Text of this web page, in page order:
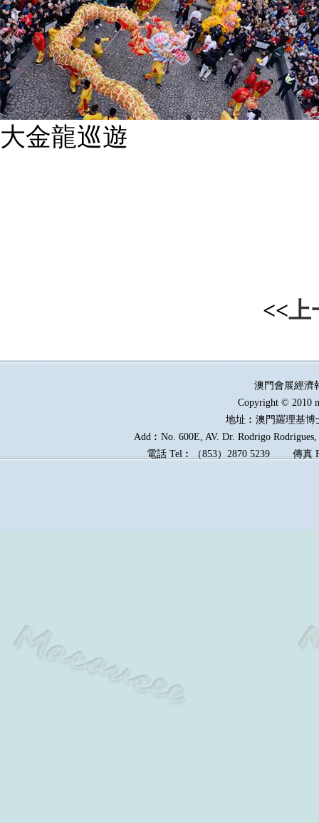
大金龍巡遊
<<上
澳門會展經
Copyright © 2010
地址︰澳門羅理基博
Add︰No. 600E, AV. Dr. Rodrigo
電話 Tel︰（853）2870 5239傳真